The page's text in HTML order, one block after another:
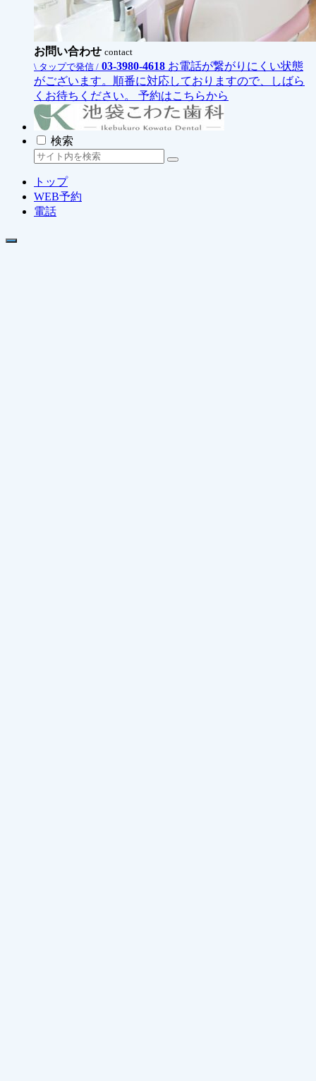
お問い合わせ contact
\ タップで発信 / 03-3980-4618 お電話が繋がりにくい状態
がございます。順番に対応しておりますので、しばら
くお待ちください。
予約はこちらから
検索
トップ
WEB予約
電話